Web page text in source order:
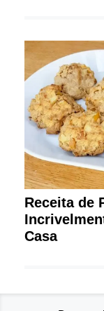
Receita de
Casa